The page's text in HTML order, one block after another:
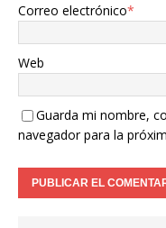
Correo electrónico*
Web
Guarda mi nombre,
navegador para la